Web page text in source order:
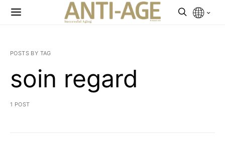
POSTS BY TAG
soin regard
1 POST